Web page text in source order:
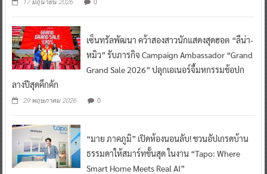
17 มิถุนายน 2026
เซ็นทรัลพัฒนา คว้าสองสาวนักแสดงสุดฮอต “ลีน่า-
หมิว” รับภารกิจ Campaign Ambassador “Grand
Grand Sale 2026” ปลุกเอเนอร์จี้มหกรรมช้อปก
ลางปีสุดคึกคัก
29 พฤษภาคม 2026 0
“มาย ภาคภูมิ” เปิดห้องนอนลับ! ชวนอัปเกรดบ้าน
ธรรมดาให้สมาร์ทขั้นสุด ในงาน “Tapo: Where
Smart Home Meets Real AI”